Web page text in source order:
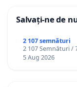
Salvați-ne de
2 107 semnături
2 107 Semnături /
5 Aug 2026